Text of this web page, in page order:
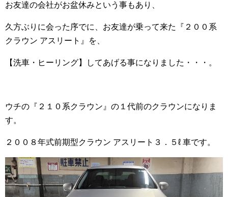
お友達の会社がお盆休みという事もあり、
久方ぶりに会った序でに、お友達が乗って来た『２００系
クラウン アスリート』を、
【洗車・ヒーリング】してあげる事になりました・・・。
ウチの『２１０系クラウン』の１代前のクラウンになりま
す。
２００８年式前期型クラウン アスリート３．５ℓ 車です。